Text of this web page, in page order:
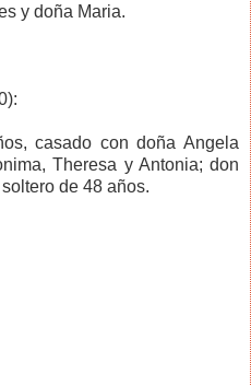
y doña Maria.
casado con doña Angela
Theresa y Antonia; don
de 48 años.